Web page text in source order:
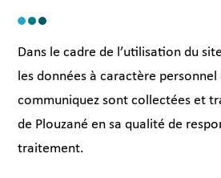
Dans le cadre de l’utilisation du
les données à caractère personnel
communiquez sont collectées et
de Plouzané en sa qualité de
traitement.